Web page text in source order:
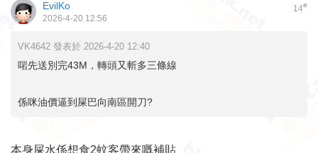
14#
EvilKo
2026-4-20 12:56
VK4642 發表於 2026-4-20 12:40
啱先送別完43M，轉頭又斬多三條線
係咪油價逼到屎巴向南區開刀?
本身屎水係想食2蚊客帶來嘅補貼